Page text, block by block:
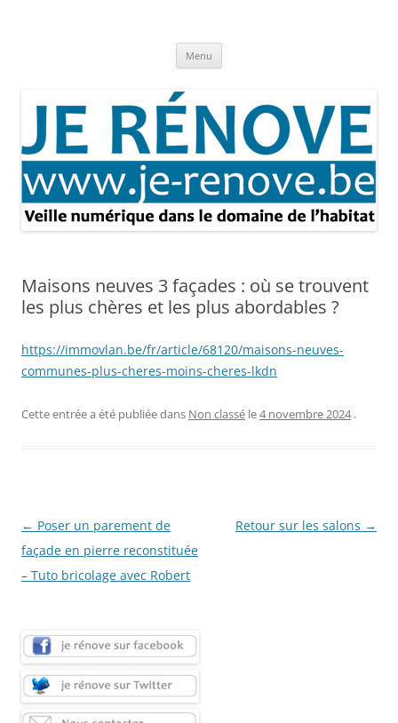
Menu
Maisons neuves 3 façades : où se trouvent
les plus chères et les plus abordables ?
https://immovlan.be/fr/article/68120/maisons-neuves-
communes-plus-cheres-moins-cheres-lkdn
Cette entrée a été publiée dans Non classé le4 novembre 2024 .
Navigation
des
articles
← Poser un parement de
façade en pierre reconstituée
– Tuto bricolage avec Robert
Retour sur les salons →